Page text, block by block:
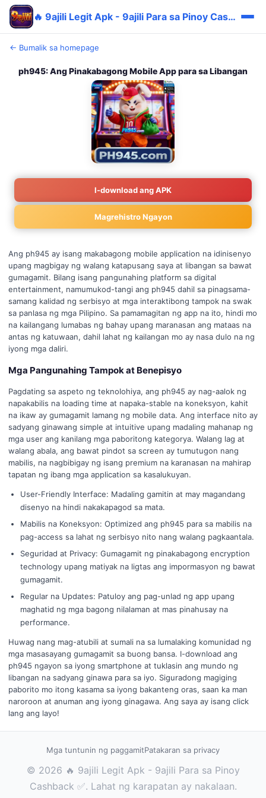
🔥 9ajili Legit Apk - 9ajili Para sa Pinoy Cashback ✅
← Bumalik sa homepage
ph945: Ang Pinakabagong Mobile App para sa Libangan
I-download ang APK
Magrehistro Ngayon
Ang ph945 ay isang makabagong mobile application na idinisenyo
upang magbigay ng walang katapusang saya at libangan sa bawat
gumagamit. Bilang isang pangunahing platform sa digital
entertainment, namumukod-tangi ang ph945 dahil sa pinagsama-
samang kalidad ng serbisyo at mga interaktibong tampok na swak
sa panlasa ng mga Pilipino. Sa pamamagitan ng app na ito, hindi mo
na kailangang lumabas ng bahay upang maranasan ang mataas na
antas ng katuwaan, dahil lahat ng kailangan mo ay nasa dulo na ng
iyong mga daliri.
Mga Pangunahing Tampok at Benepisyo
Pagdating sa aspeto ng teknolohiya, ang ph945 ay nag-aalok ng
napakabilis na loading time at napaka-stable na koneksyon, kahit
na ikaw ay gumagamit lamang ng mobile data. Ang interface nito ay
sadyang ginawang simple at intuitive upang madaling mahanap ng
mga user ang kanilang mga paboritong kategorya. Walang lag at
walang abala, ang bawat pindot sa screen ay tumutugon nang
mabilis, na nagbibigay ng isang premium na karanasan na mahirap
tapatan ng ibang mga application sa kasalukuyan.
User-Friendly Interface: Madaling gamitin at may magandang
disenyo na hindi nakakapagod sa mata.
Mabilis na Koneksyon: Optimized ang ph945 para sa mabilis na
pag-access sa lahat ng serbisyo nito nang walang pagkaantala.
Seguridad at Privacy: Gumagamit ng pinakabagong encryption
technology upang matiyak na ligtas ang impormasyon ng bawat
gumagamit.
Regular na Updates: Patuloy ang pag-unlad ng app upang
maghatid ng mga bagong nilalaman at mas pinahusay na
performance.
Huwag nang mag-atubili at sumali na sa lumalaking komunidad ng
mga masasayang gumagamit sa buong bansa. I-download ang
ph945 ngayon sa iyong smartphone at tuklasin ang mundo ng
libangan na sadyang ginawa para sa iyo. Siguradong magiging
paborito mo itong kasama sa iyong bakanteng oras, saan ka man
naroroon at anuman ang iyong ginagawa. Ang saya ay isang click
lang ang layo!
Mga tuntunin ng paggamitPatakaran sa privacy
© 2026 🔥 9ajili Legit Apk - 9ajili Para sa Pinoy
Cashback ✅. Lahat ng karapatan ay nakalaan.